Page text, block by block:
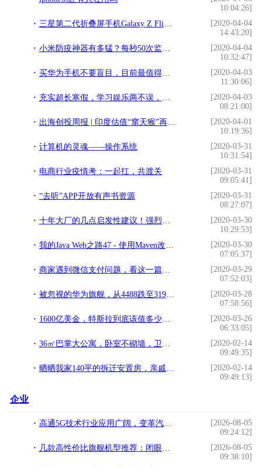
10:04:26]
三星第二代折叠屏手机Galaxy Z Flip发布上市
[2020-04-04
14:43:20]
小米防疫神器有多猛？每秒50次监测，智能温控，网友：口罩有救了
[2020-04-04
10:32:47]
买华为手机不要盲目，目前最值得买是这三款
[2020-04-03
11:30:06]
充实超长寒假，学习娱乐两不误，华为MatePad Pro来助力
[2020-04-03
08:21:00]
出海创投周报 | 印度估值“窜天猴”再筹得2亿美元
[2020-04-01
10:19:36]
计算机的灵魂——操作系统
[2020-03-31
10:31:54]
电商行业疫情考：一起扛，共渡关
[2020-03-31
09:05:41]
“去听”APP开放有声书资源
[2020-03-31
08:27:07]
十年大厂的几点启发性建议！强烈推荐
[2020-03-30
10:29:53]
我的Java Web之路47 - 使用Maven改造租房网工程
[2020-03-30
07:05:37]
商家遇到微信支付问题，看这一篇就解决了
[2020-03-29
07:52:03]
被忽视的华为旗舰，从4488跌至3198，麒麟980＋8GB＋三星屏！
[2020-03-28
07:58:56]
1600亿美金，特斯拉到底该值多少钱？
[2020-03-26
06:33:05]
36㎡巴掌大公寓，卧室不砌墙，卫生间不到3㎡！比住大房子还宽敞
[2020-02-14
09:49:35]
晒晒我家140平的拆迁安置房，亲戚羡慕不已，我却高兴不起来
[2020-02-14
09:49:13]
企业
高通5G技术行业应用广阔，变革汽车使用体验
[2026-08-05
09:24:12]
几款高性价比旗舰机型推荐：闭眼入，不踩坑
[2026-08-05
09:38:10]